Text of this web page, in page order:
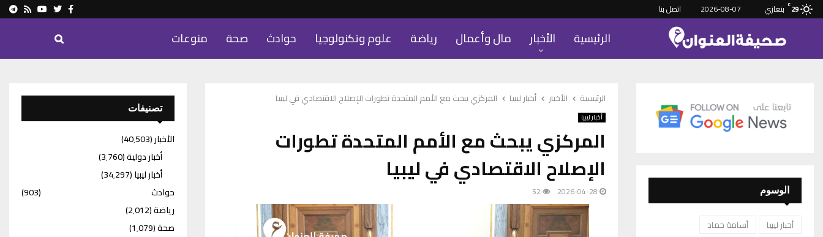
29
C بنغازي 2026-08-07 اتصل بنا Facebook
Twitter
Youtube
Rss
الرئيسية الأخبار مال وأعمال رياضة علوم وتكنولوجيا حوادث صحة منوعات
الرئيسية الأخبار أخبار ليبيا المركزي يبحث مع الأمم المتحدة تطورات الإصلاح الاقتصادي في ليبيا
أخبار ليبيا
المركزي يبحث مع الأمم المتحدة تطورات
الإصلاح الاقتصادي في ليبيا
2026-04-28
52 الوسوم
أخبار ليبيا
أسامة حماد
تصنيفات
الأخبار(40٬503)
أخبار دولية(3٬760)
أخبار ليبيا(34٬297)
حوادث
(903)
رياضة(2٬012)
صحة(1٬079)